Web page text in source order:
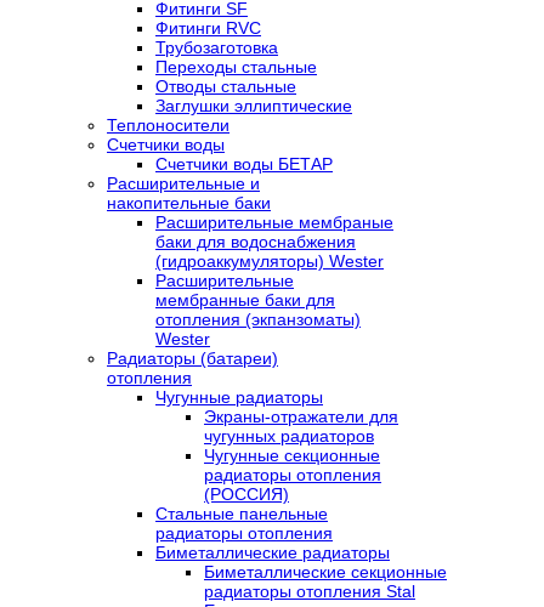
Фитинги SF
Фитинги RVC
Трубозаготовка
Переходы стальные
Отводы стальные
Заглушки эллиптические
Теплоносители
Счетчики воды
Счетчики воды БЕТАР
Расширительные и
накопительные баки
Расширительные мембраные
баки для водоснабжения
(гидроаккумуляторы) Wester
Расширительные
мембранные баки для
отопления (экпанзоматы)
Wester
Радиаторы (батареи)
отопления
Чугунные радиаторы
Экраны-отражатели для
чугунных радиаторов
Чугунные секционные
радиаторы отопления
(РОССИЯ)
Стальные панельные
радиаторы отопления
Биметаллические радиаторы
Биметаллические секционные
радиаторы отопления Stal